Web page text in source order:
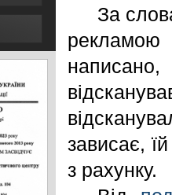
За
рекламою
зависає,
з рахунку.